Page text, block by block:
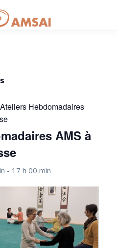
Ateliers Hebdomadaires
AMS à
- 17 h 00 min